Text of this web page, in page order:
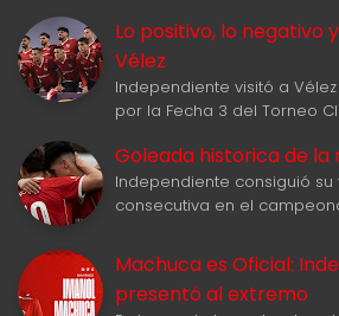
Lo positivo, lo negativo
Vélez
Independiente visitó a
por la Fecha 3 del Torneo
Goleada historica de la
Independiente consiguió
consecutiva en el
Machuca es Oficial:
presentó al extremo